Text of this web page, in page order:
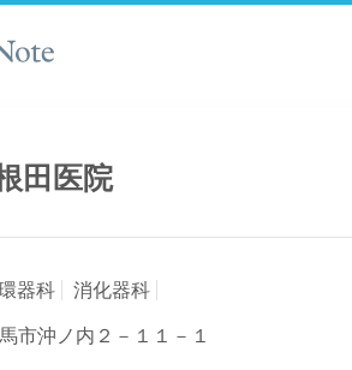
田医院
器科 消化器科
市沖ノ内２－１１－１